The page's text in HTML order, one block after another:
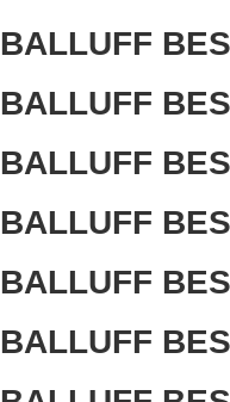
BALLUFF
BALLUFF
BALLUFF
BALLUFF
BALLUFF
BALLUFF